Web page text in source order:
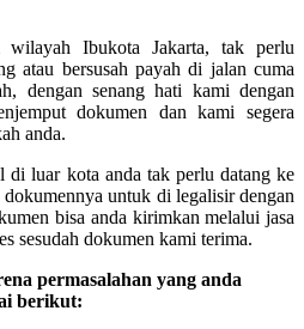
Ibukota Jakarta, tak perlu
atau bersusah payah di jalan cuma
dengan senang hati kami dengan
dokumen dan kami segera
anda.
di luar kota anda tak perlu datang ke
untuk di legalisir dengan
bisa anda kirimkan melalui jasa
sesudah dokumen kami terima.
permasalahan yang anda
berikut: